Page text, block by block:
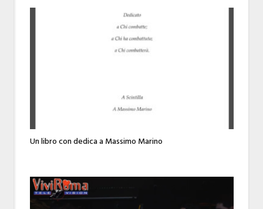
Un libro con dedica a Massimo Marino